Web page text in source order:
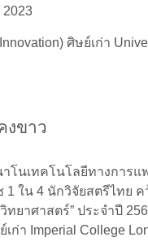
2023
ศิษย์เก่า
งขาว
โนเทคโนโลยีทางการแ
1 ใน 4 นักวิจัยสตรีไทย
ทยาศาสตร์” ประจำปี
เก่า Imperial College